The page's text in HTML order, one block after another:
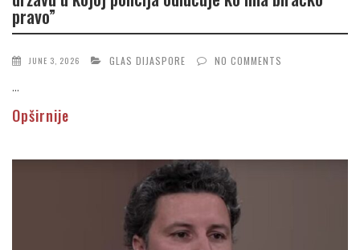
pravo”
JUNE 3, 2026 GLAS DIJASPORE NO COMMENTS
...
Opširnije